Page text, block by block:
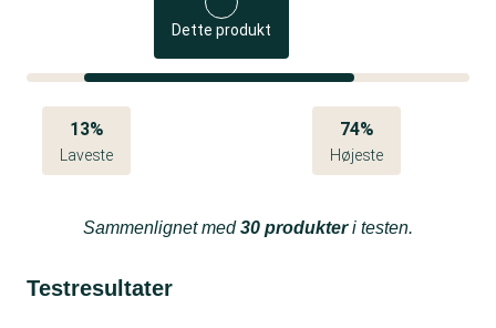
Dette produkt
13%
Laveste
74%
Højeste
Sammenlignet med30 produkteri testen.
Testresultater